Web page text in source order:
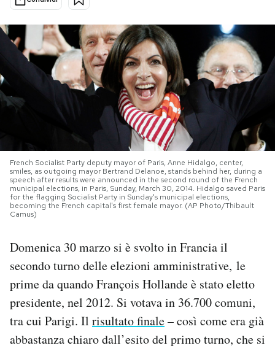
Cultura
Economia
Sport
Altrecose
Mondiali calcio 2026
NEWSLETTER
I MIEI PREFERITI
SHOP
AREA PERSONALE
Area Personale
Newsletter
French Socialist Party deputy mayor of Paris, Anne Hidalgo, center,
smiles, as outgoing mayor Bertrand Delanoe, stands behind her, during a
speech after results were announced in the second round of the French
municipal elections, in Paris, Sunday, March 30, 2014. Hidalgo saved Paris
for the flagging Socialist Party in Sunday's municipal elections,
becoming the French capital's first female mayor. (AP Photo/Thibault
Camus)
Domenica 30 marzo si è svolto in Francia il
secondo turno delle elezioni amministrative, le
prime da quando François Hollande è stato eletto
presidente, nel 2012. Si votava in 36.700 comuni,
tra cui Parigi. Il risultato finale– così come era già
abbastanza chiaro dall’esito del primo turno, che si